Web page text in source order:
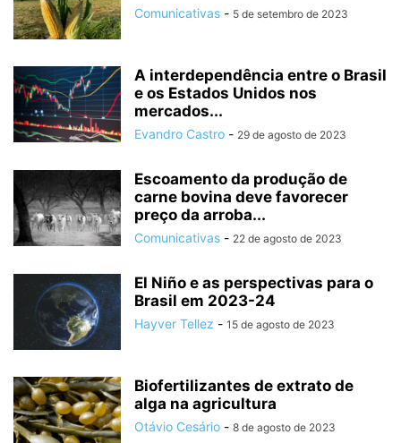
Comunicativas - 5 de setembro de 2023
A interdependência entre o Brasil
e os Estados Unidos nos
mercados...
Evandro Castro - 29 de agosto de 2023
Escoamento da produção de
carne bovina deve favorecer
preço da arroba...
Comunicativas - 22 de agosto de 2023
El Niño e as perspectivas para o
Brasil em 2023-24
Hayver Tellez - 15 de agosto de 2023
Biofertilizantes de extrato de
alga na agricultura
Otávio Cesário - 8 de agosto de 2023